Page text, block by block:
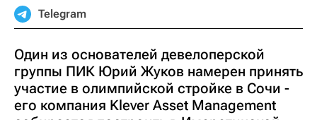
Telegram
Один из основателей девелоперской
группы ПИК Юрий Жуков намерен принять
участие в олимпийской стройке в Сочи -
его компания Klever Asset Management